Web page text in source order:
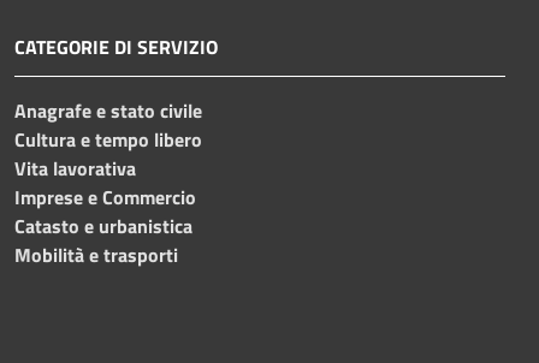
CATEGORIE DI SERVIZIO
Anagrafe e stato civile
Cultura e tempo libero
Vita lavorativa
Imprese e Commercio
Catasto e urbanistica
Mobilità e trasporti